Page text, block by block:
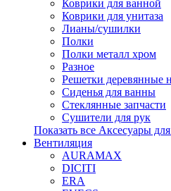
Коврики для ванной
Коврики для унитаза
Лианы/сушилки
Полки
Полки металл хром
Разное
Решетки деревянные
Сиденья для ванны
Стеклянные запчасти
Сушители для рук
Показать все Аксесуары
Вентиляция
AURAMAX
DICITI
ERA